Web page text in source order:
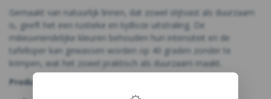
Gemaakt van natuurlijk linnen, dat zowel slijtvast als duurzaam
is, geeft het een rustieke en tijdloze uitstraling. De
milieuvriendelijke kleuren behouden hun intensiteit en de
tafelloper kan gewassen worden op 40 graden zonder te
krimpen, wat het zowel praktisch als duurzaam maakt.
Productdetails: